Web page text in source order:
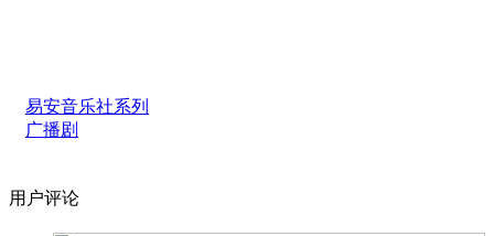
易安音乐社系列
广播剧
用户评论